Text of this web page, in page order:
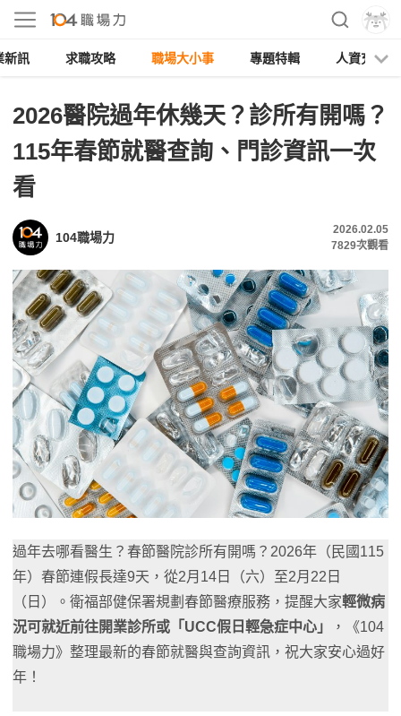
新訊 求職攻略 職場大小事 專題特輯 人資充電
2026醫院過年休幾天？診所有開嗎？
115年春節就醫查詢、門診資訊一次
看
104職場力
2026.02.05
7829次觀看
過年去哪看醫生？春節醫院診所有開嗎？2026年（民國115
年）春節連假長達9天，從2月14日（六）至2月22日
（日）。衛福部健保署規劃春節醫療服務，提醒大家輕微病
況可就近前往開業診所或「UCC假日輕急症中心」
，《104
職場力》整理最新的春節就醫與查詢資訊，祝大家安心過好
年！